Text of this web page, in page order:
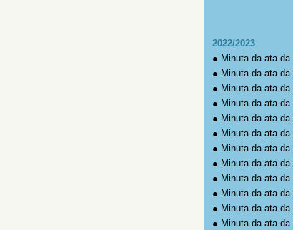
2022/2023
● Minuta da ata
● Minuta da ata
● Minuta da ata
● Minuta da ata
● Minuta da ata
● Minuta da ata
● Minuta da ata
● Minuta da ata
● Minuta da ata
● Minuta da ata
● Minuta da ata
● Minuta da ata